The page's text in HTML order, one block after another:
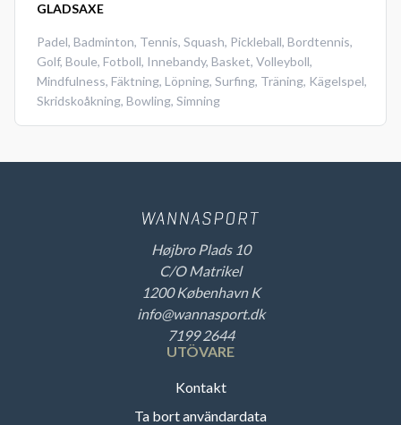
GLADSAXE
Padel, Badminton, Tennis, Squash, Pickleball, Bordtennis,
Golf, Boule, Fotboll, Innebandy, Basket, Volleyboll,
Mindfulness, Fäktning, Löpning, Surfing, Träning, Kägelspel,
Skridskoåkning, Bowling, Simning
Højbro Plads 10
C/O Matrikel
1200 København K
info@wannasport.dk
7199 2644
UTÖVARE
Kontakt
Ta bort användardata